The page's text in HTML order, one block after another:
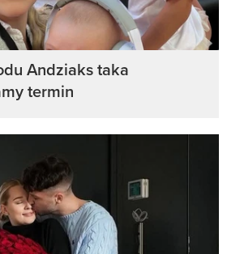
Andziaks taka
termin